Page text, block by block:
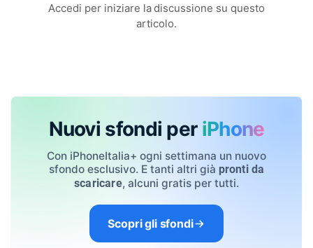
Accedi per iniziare la discussione su questo
articolo.
Nuovi sfondi per iPhone
Con iPhoneItalia+ ogni settimana un nuovo
sfondo esclusivo. E tanti altri già pronti da
scaricare, alcuni gratis per tutti.
Scopri gli sfondi